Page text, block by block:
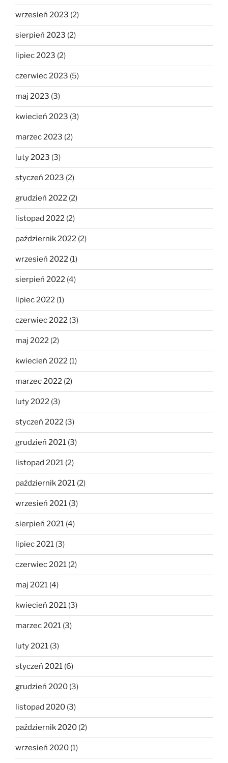
wrzesień 2023 (2)
sierpień 2023 (2)
lipiec 2023 (2)
czerwiec 2023 (5)
maj 2023 (3)
kwiecień 2023 (3)
marzec 2023 (2)
luty 2023 (3)
styczeń 2023 (2)
grudzień 2022 (2)
listopad 2022 (2)
październik 2022 (2)
wrzesień 2022 (1)
sierpień 2022 (4)
lipiec 2022 (1)
czerwiec 2022 (3)
maj 2022 (2)
kwiecień 2022 (1)
marzec 2022 (2)
luty 2022 (3)
styczeń 2022 (3)
grudzień 2021 (3)
listopad 2021 (2)
październik 2021 (2)
wrzesień 2021 (3)
sierpień 2021 (4)
lipiec 2021 (3)
czerwiec 2021 (2)
maj 2021 (4)
kwiecień 2021 (3)
marzec 2021 (3)
luty 2021 (3)
styczeń 2021 (6)
grudzień 2020 (3)
listopad 2020 (3)
październik 2020 (2)
wrzesień 2020 (1)